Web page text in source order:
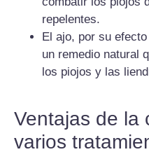
repelentes.
El ajo, por su
un remedio natural
los piojos y las
Ventajas de la
varios